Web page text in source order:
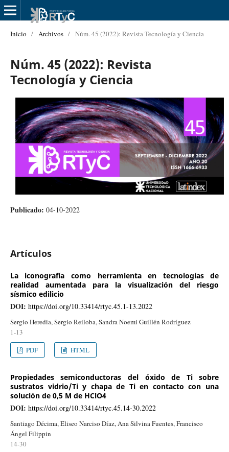
Inicio / Archivos / Núm. 45 (2022): Revista Tecnología y Ciencia
Núm. 45 (2022): Revista
Tecnología y Ciencia
Publicado: 04-10-2022
Artículos
La iconografía como herramienta en tecnologías de
realidad aumentada para la visualización del riesgo
sísmico edilicio
DOI: https://doi.org/10.33414/rtyc.45.1-13.2022
Sergio Heredia, Sergio Reiloba, Sandra Noemi Guillén Rodríguez
1-13
PDF
HTML
Propiedades semiconductoras del óxido de Ti sobre
sustratos vidrio/Ti y chapa de Ti en contacto con una
solución de 0,5 M de HClO4
DOI: https://doi.org/10.33414/rtyc.45.14-30.2022
Santiago Décima, Eliseo Narciso Díaz, Ana Silvina Fuentes, Francisco
Ángel Filippin
14-30